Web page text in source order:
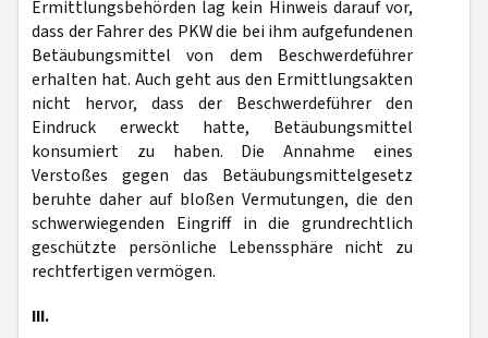
Ermittlungsbehörden lag kein Hinweis darauf vor,
dass der Fahrer des PKW die bei ihm aufgefundenen
Betäubungsmittel von dem Beschwerdeführer
erhalten hat. Auch geht aus den Ermittlungsakten
nicht hervor, dass der Beschwerdeführer den
Eindruck erweckt hatte, Betäubungsmittel
konsumiert zu haben. Die Annahme eines
Verstoßes gegen das Betäubungsmittelgesetz
beruhte daher auf bloßen Vermutungen, die den
schwerwiegenden Eingriff in die grundrechtlich
geschützte persönliche Lebenssphäre nicht zu
rechtfertigen vermögen.
III.